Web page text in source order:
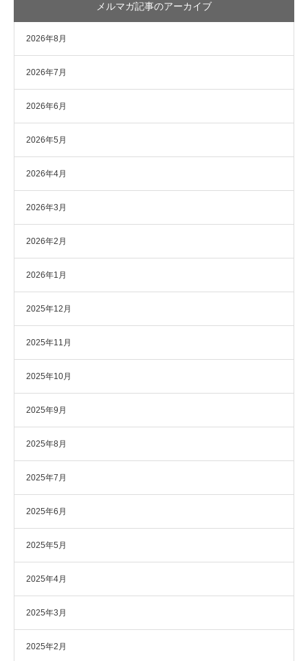
メルマガ記事のアーカイブ
2026年8月
2026年7月
2026年6月
2026年5月
2026年4月
2026年3月
2026年2月
2026年1月
2025年12月
2025年11月
2025年10月
2025年9月
2025年8月
2025年7月
2025年6月
2025年5月
2025年4月
2025年3月
2025年2月